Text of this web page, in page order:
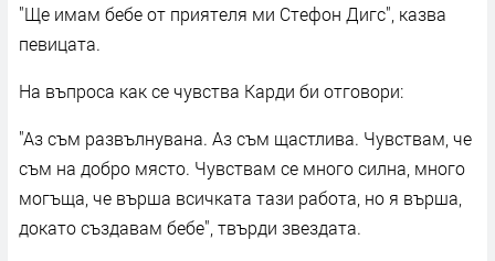
"Ще имам бебе от приятеля ми Стефон Дигс", казва
певицата.
На въпроса как се чувства Карди би отговори:
"Аз съм развълнувана. Аз съм щастлива. Чувствам, че
съм на добро място. Чувствам се много силна, много
могъща, че върша всичката тази работа, но я върша,
докато създавам бебе", твърди звездата.